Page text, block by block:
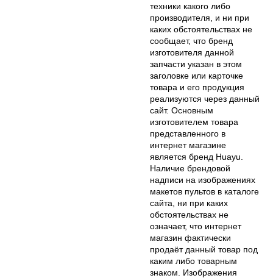
техники какого либо
производителя, и ни при
каких обстоятельствах не
сообщает, что бренд
изготовителя данной
запчасти указан в этом
заголовке или карточке
товара и его продукция
реализуются через данный
сайт. Основным
изготовителем товара
представленного в
интернет магазине
является бренд Huayu.
Наличие брендовой
надписи на изображениях
макетов пультов в каталоге
сайта, ни при каких
обстоятельствах не
означает, что интернет
магазин фактически
продаёт данный товар под
каким либо товарным
знаком. Изображения